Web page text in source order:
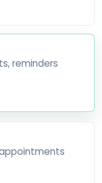
reminders